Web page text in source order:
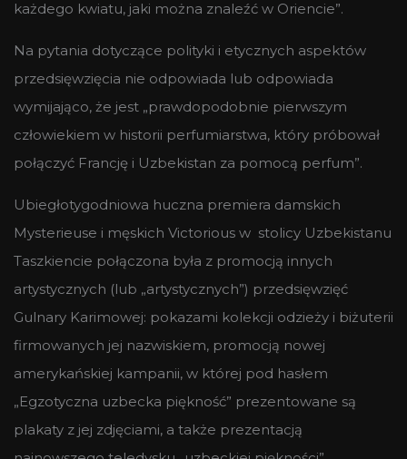
każdego kwiatu, jaki można znaleźć w Oriencie”.
Na pytania dotyczące polityki i etycznych aspektów
przedsięwzięcia nie odpowiada lub odpowiada
wymijająco, że jest „prawdopodobnie pierwszym
człowiekiem w historii perfumiarstwa, który próbował
połączyć Francję i Uzbekistan za pomocą perfum”.
Ubiegłotygodniowa huczna premiera damskich
Mysterieuse i męskich Victorious w stolicy Uzbekistanu
Taszkiencie połączona była z promocją innych
artystycznych (lub „artystycznych”) przedsięwzięć
Gulnary Karimowej: pokazami kolekcji odzieży i biżuterii
firmowanych jej nazwiskiem, promocją nowej
amerykańskiej kampanii, w której pod hasłem
„Egzotyczna uzbecka piękność” prezentowane są
plakaty z jej zdjęciami, a także prezentacją